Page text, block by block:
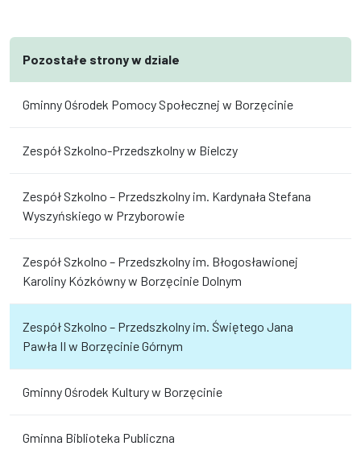
Pozostałe strony w dziale
Gminny Ośrodek Pomocy Społecznej w Borzęcinie
Zespół Szkolno-Przedszkolny w Bielczy
Zespół Szkolno – Przedszkolny im. Kardynała Stefana
Wyszyńskiego w Przyborowie
Zespół Szkolno – Przedszkolny im. Błogosławionej
Karoliny Kózkówny w Borzęcinie Dolnym
Zespół Szkolno – Przedszkolny im. Świętego Jana
Pawła II w Borzęcinie Górnym
Gminny Ośrodek Kultury w Borzęcinie
Gminna Biblioteka Publiczna